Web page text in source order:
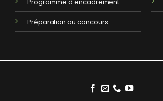
Programme d'encadrement
Préparation au concours